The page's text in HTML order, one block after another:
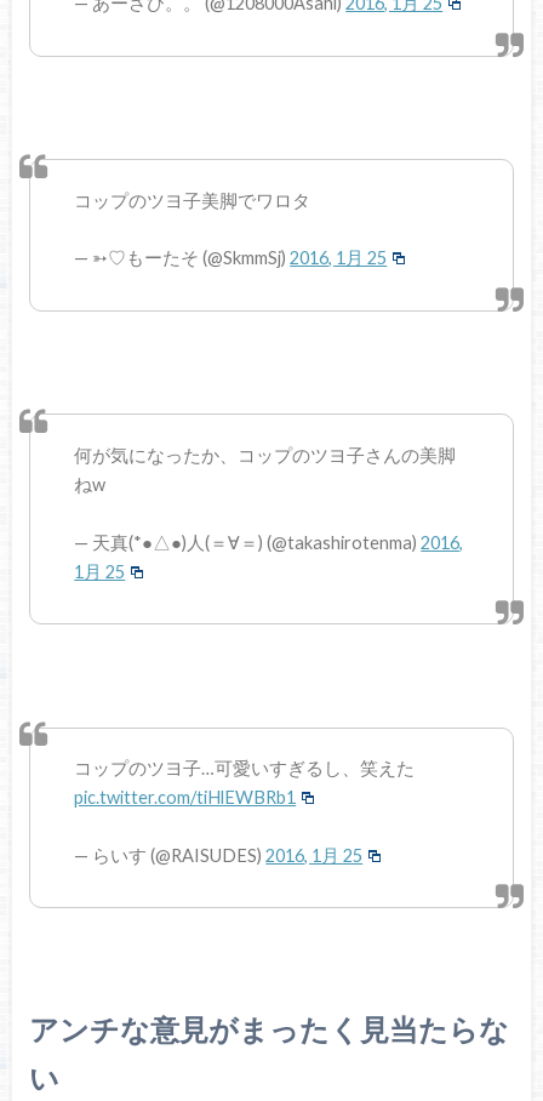
コップのツヨ子美脚でワロタ
— ➳♡もーたそ (@SkmmSj)2016, 1月 25
何が気になったか、コップのツヨ子さんの美脚
ねw
— 天真(*●△●)人(＝∀＝) (@takashirotenma)2016,
1月 25
コップのツヨ子…可愛いすぎるし、笑えた
pic.twitter.com/tiHlEWBRb1
— らいす (@RAISUDES)2016, 1月 25
アンチな意見がまったく見当たらな
い